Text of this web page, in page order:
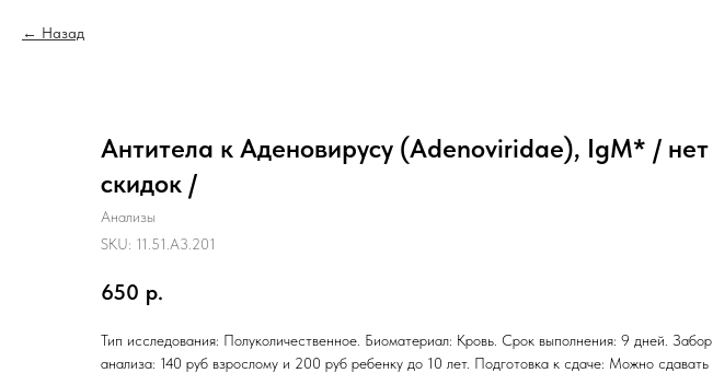
Назад
Антитела к Аденовирусу (Adenoviridae), IgM* / нет
скидок /
Анализы
SKU: 11.51.A3.201
650 р.
Тип исследования: Полуколичественное. Биоматериал: Кровь. Срок выполнения: 9 дней. Забор
анализа: 140 руб взрослому и 200 руб ребенку до 10 лет. Подготовка к сдаче: Можно сдавать